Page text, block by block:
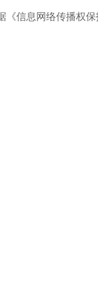
《信息网络传播权